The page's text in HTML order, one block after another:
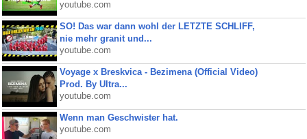
youtube.com
SO! Das war dann wohl der LETZTE SCHLIFF,
nie mehr granit und...
youtube.com
Voyage x Breskvica - Bezimena (Official Video)
Prod. By Ultra...
youtube.com
Wenn man Geschwister hat.
youtube.com